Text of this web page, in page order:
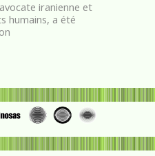
iranienne et
humains, a été